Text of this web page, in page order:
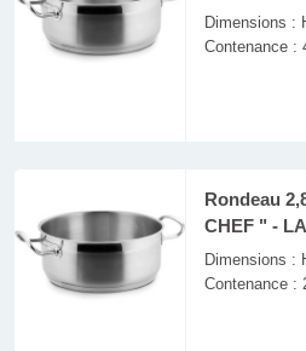
Dimensions :
Contenance :
Rondeau
CHEF " -
Dimensions :
Contenance :